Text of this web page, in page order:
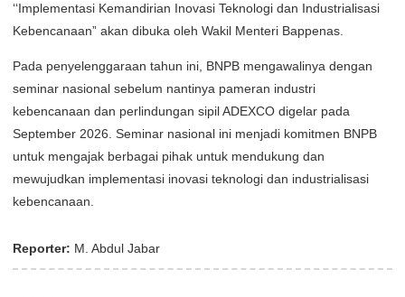
‘‘Implementasi Kemandirian Inovasi Teknologi dan Industrialisasi
Kebencanaan” akan dibuka oleh Wakil Menteri Bappenas.
Pada penyelenggaraan tahun ini, BNPB mengawalinya dengan
seminar nasional sebelum nantinya pameran industri
kebencanaan dan perlindungan sipil ADEXCO digelar pada
September 2026. Seminar nasional ini menjadi komitmen BNPB
untuk mengajak berbagai pihak untuk mendukung dan
mewujudkan implementasi inovasi teknologi dan industrialisasi
kebencanaan.
Reporter: M. Abdul Jabar